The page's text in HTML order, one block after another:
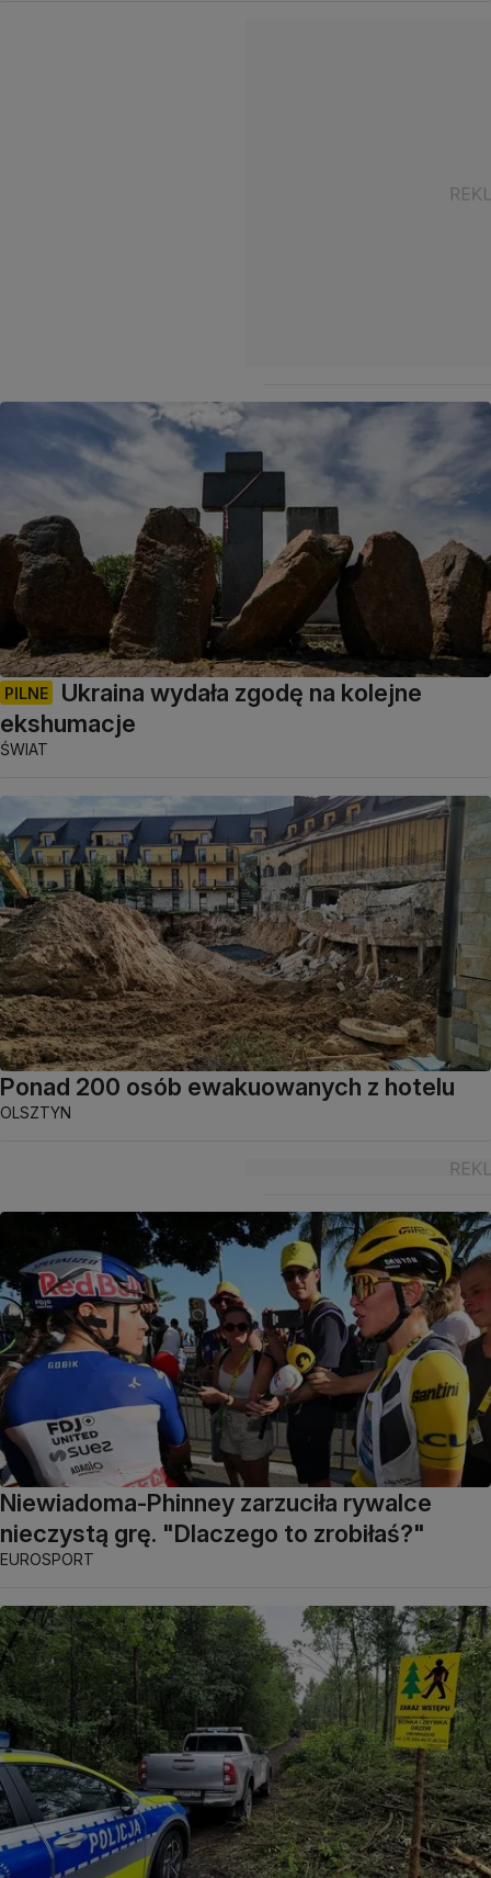
PILNE
Ukraina wydała zgodę na kolejne
ekshumacje
ŚWIAT
Ponad 200 osób ewakuowanych z hotelu
OLSZTYN
Niewiadoma-Phinney zarzuciła rywalce
nieczystą grę. "Dlaczego to zrobiłaś?"
EUROSPORT